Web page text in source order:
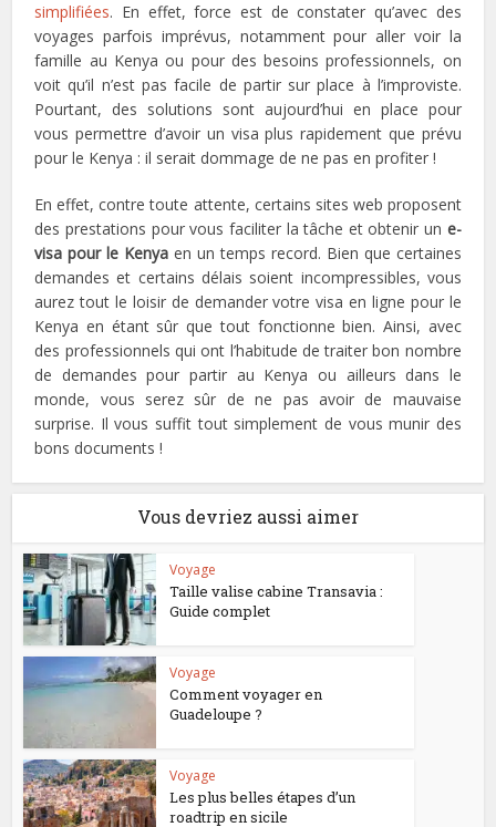
simplifiées. En effet, force est de constater qu’avec des
voyages parfois imprévus, notamment pour aller voir la
famille au Kenya ou pour des besoins professionnels, on
voit qu’il n’est pas facile de partir sur place à l’improviste.
Pourtant, des solutions sont aujourd’hui en place pour
vous permettre d’avoir un visa plus rapidement que prévu
pour le Kenya : il serait dommage de ne pas en profiter !
En effet, contre toute attente, certains sites web proposent
des prestations pour vous faciliter la tâche et obtenir un e-
visa pour le Kenya en un temps record. Bien que certaines
demandes et certains délais soient incompressibles, vous
aurez tout le loisir de demander votre visa en ligne pour le
Kenya en étant sûr que tout fonctionne bien. Ainsi, avec
des professionnels qui ont l’habitude de traiter bon nombre
de demandes pour partir au Kenya ou ailleurs dans le
monde, vous serez sûr de ne pas avoir de mauvaise
surprise. Il vous suffit tout simplement de vous munir des
bons documents !
Vous devriez aussi aimer
Voyage
Taille valise cabine Transavia :
Guide complet
Voyage
Comment voyager en
Guadeloupe ?
Voyage
Les plus belles étapes d’un
roadtrip en sicile